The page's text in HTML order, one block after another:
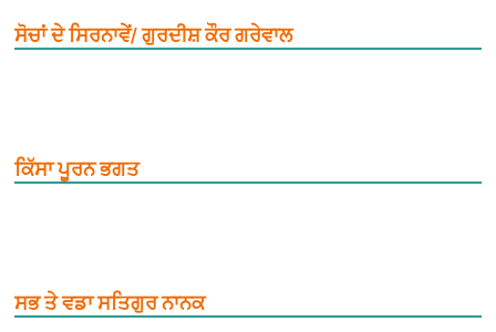
ਸੋਚਾਂ ਦੇ ਸਿਰਨਾਵੇਂ/ ਗੁਰਦੀਸ਼ ਕੌਰ ਗਰੇਵਾਲ
ਕਿੱਸਾ ਪੂਰਨ ਭਗਤ
ਸਭ ਤੇ ਵਡਾ ਸਤਿਗੁਰ ਨਾਨਕ